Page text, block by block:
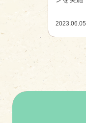
2023.06.05